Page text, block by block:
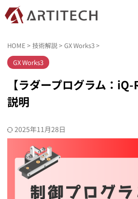
HOME > 技術解説> GX Works3>
GX Works3
【ラダープログラム：
説明
2025年11月28日